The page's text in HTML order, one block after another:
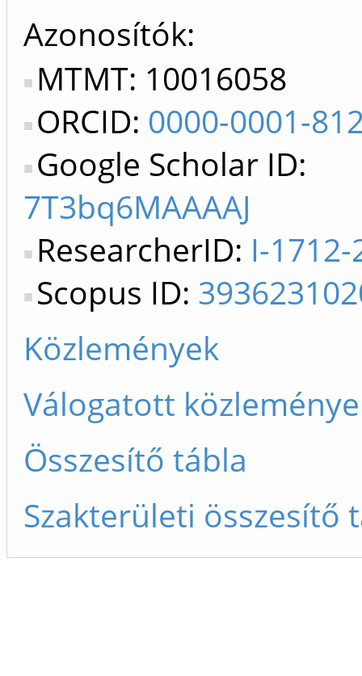
Azonosítók
MTMT: 10016058
ORCID: 0000-0001-
Google Scholar ID:
7T3bq6MAAAAJ
ResearcherID: I-
Scopus ID:
Közlemények
Válogatott
Összesítő tábla
Szakterületi összesítő